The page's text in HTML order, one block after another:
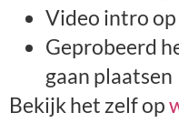
Video intro op
Geprobeerd
gaan plaatsen
Bekijk het zelf op